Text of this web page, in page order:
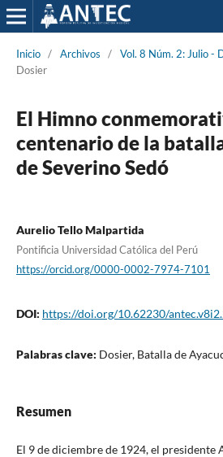
Inicio / Archivos / Vol. 8 Núm. 2: Julio -
Dosier
El Himno
centenario de la
de Severino Sedó
Aurelio Tello Malpartida
Pontificia Universidad Católica del Perú
https://orcid.org/0000-0002-7974-7101
DOI: https://doi.org/10.62230/
Palabras clave: Dosier, Batalla de
Resumen
El 9 de diciembre de 1924, el presidente